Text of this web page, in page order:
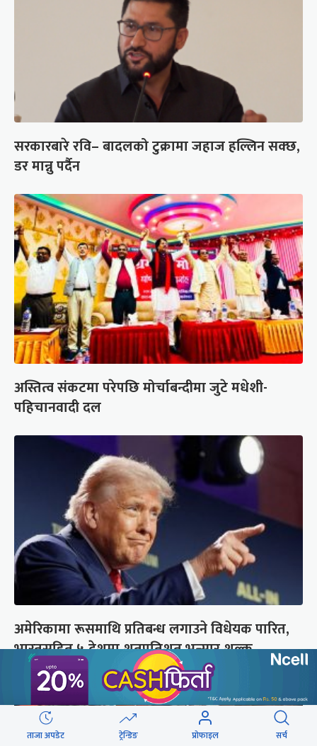
सरकारबारे रवि– बादलको टुक्रामा जहाज हल्लिन सक्छ,
डर मान्नु पर्दैन
अस्तित्व संकटमा परेपछि मोर्चाबन्दीमा जुटे मधेशी-
पहिचानवादी दल
अमेरिकामा रूसमाथि प्रतिबन्ध लगाउने विधेयक पारित,
भारतसहित ५ देशमा शतप्रतिशत भन्सार शुल्क
ताजा अपडेट ट्रेन्डिङ प्रोफाइल सर्च